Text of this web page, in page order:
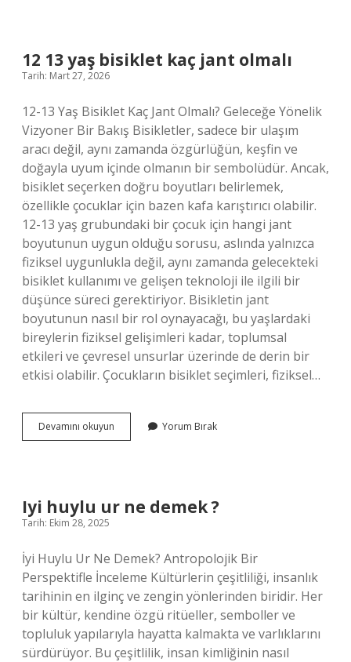
12 13 yaş bisiklet kaç jant olmalı
Tarih: Mart 27, 2026
12-13 Yaş Bisiklet Kaç Jant Olmalı? Geleceğe Yönelik
Vizyoner Bir Bakış Bisikletler, sadece bir ulaşım
aracı değil, aynı zamanda özgürlüğün, keşfin ve
doğayla uyum içinde olmanın bir sembolüdür. Ancak,
bisiklet seçerken doğru boyutları belirlemek,
özellikle çocuklar için bazen kafa karıştırıcı olabilir.
12-13 yaş grubundaki bir çocuk için hangi jant
boyutunun uygun olduğu sorusu, aslında yalnızca
fiziksel uygunlukla değil, aynı zamanda gelecekteki
bisiklet kullanımı ve gelişen teknoloji ile ilgili bir
düşünce süreci gerektiriyor. Bisikletin jant
boyutunun nasıl bir rol oynayacağı, bu yaşlardaki
bireylerin fiziksel gelişimleri kadar, toplumsal
etkileri ve çevresel unsurlar üzerinde de derin bir
etkisi olabilir. Çocukların bisiklet seçimleri, fiziksel…
Devamını okuyun
13
olmalı
Yorum Bırak
Iyi huylu ur ne demek ?
Tarih: Ekim 28, 2025
İyi Huylu Ur Ne Demek? Antropolojik Bir
Perspektifle İnceleme Kültürlerin çeşitliliği, insanlık
tarihinin en ilginç ve zengin yönlerinden biridir. Her
bir kültür, kendine özgü ritüeller, semboller ve
topluluk yapılarıyla hayatta kalmakta ve varlıklarını
sürdürüyor. Bu çeşitlilik, insan kimliğinin nasıl